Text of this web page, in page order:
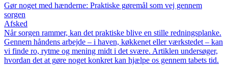
Gør noget med hænderne: Praktiske gøremål som vej gennem
sorgen
Afsked
Når sorgen rammer, kan det praktiske blive en stille redningsplanke.
Gennem håndens arbejde – i haven, køkkenet eller værkstedet – kan
vi finde ro, rytme og mening midt i det svære. Artiklen undersøger,
hvordan det at gøre noget konkret kan hjælpe os gennem tabets tid.